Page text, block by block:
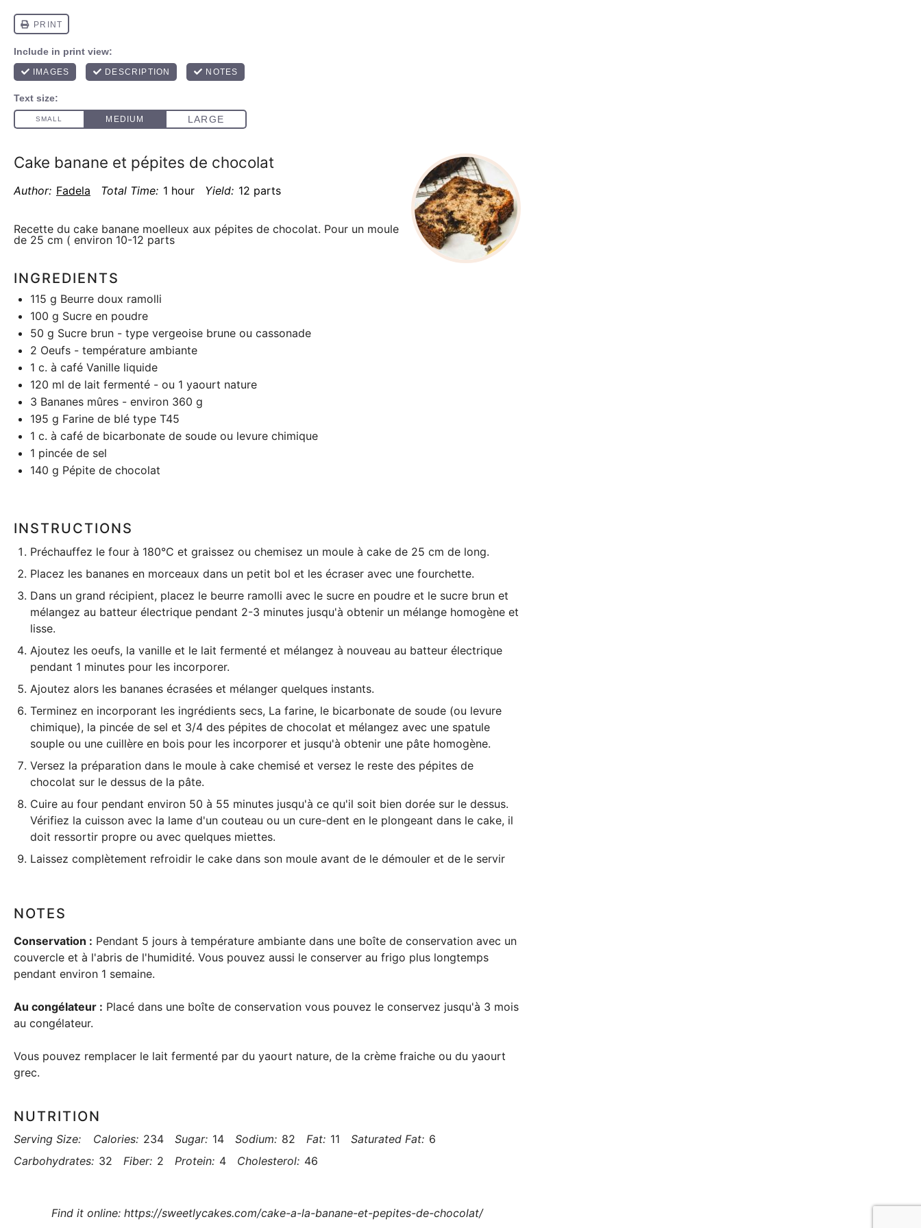
Cake banane et pépites de chocolat
Author: Fadela Total Time: 1 hour Yield: 12 parts
Recette du cake banane moelleux aux pépites de chocolat. Pour un moule
de 25 cm ( environ 10-12 parts
INGREDIENTS
115 g Beurre doux ramolli
100 g Sucre en poudre
50 g Sucre brun - type vergeoise brune ou cassonade
2 Oeufs - température ambiante
1 c. à café Vanille liquide
120 ml de lait fermenté - ou 1 yaourt nature
3 Bananes mûres - environ 360 g
195 g Farine de blé type T45
1 c. à café de bicarbonate de soude ou levure chimique
1 pincée de sel
140 g Pépite de chocolat
INSTRUCTIONS
Préchauffez le four à 180°C et graissez ou chemisez un moule à cake de 25 cm de long.
Placez les bananes en morceaux dans un petit bol et les écraser avec une fourchette.
Dans un grand récipient, placez le beurre ramolli avec le sucre en poudre et le sucre brun et
mélangez au batteur électrique pendant 2-3 minutes jusqu'à obtenir un mélange homogène et
lisse.
Ajoutez les oeufs, la vanille et le lait fermenté et mélangez à nouveau au batteur électrique
pendant 1 minutes pour les incorporer.
Ajoutez alors les bananes écrasées et mélanger quelques instants.
Terminez en incorporant les ingrédients secs, La farine, le bicarbonate de soude (ou levure
chimique), la pincée de sel et 3/4 des pépites de chocolat et mélangez avec une spatule
souple ou une cuillère en bois pour les incorporer et jusqu'à obtenir une pâte homogène.
Versez la préparation dans le moule à cake chemisé et versez le reste des pépites de
chocolat sur le dessus de la pâte.
Cuire au four pendant environ 50 à 55 minutes jusqu'à ce qu'il soit bien dorée sur le dessus.
Vérifiez la cuisson avec la lame d'un couteau ou un cure-dent en le plongeant dans le cake, il
doit ressortir propre ou avec quelques miettes.
Laissez complètement refroidir le cake dans son moule avant de le démouler et de le servir
NOTES
Conservation : Pendant 5 jours à température ambiante dans une boîte de conservation avec un
couvercle et à l'abris de l'humidité. Vous pouvez aussi le conserver au frigo plus longtemps
pendant environ 1 semaine.
Au congélateur : Placé dans une boîte de conservation vous pouvez le conservez jusqu'à 3 mois
au congélateur.
Vous pouvez remplacer le lait fermenté par du yaourt nature, de la crème fraiche ou du yaourt
grec.
NUTRITION
Serving Size: Calories: 234 Sugar: 14 Sodium: 82 Fat: 11 Saturated Fat: 6
Carbohydrates: 32 Fiber: 2 Protein: 4 Cholesterol: 46
Find it online: https://sweetlycakes.com/cake-a-la-banane-et-pepites-de-chocolat/